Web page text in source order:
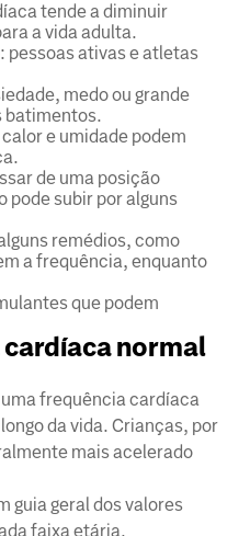
tende a diminuir
a vida adulta.
ativas e atletas
medo ou grande
batimentos.
e umidade podem
de uma posição
pode subir por alguns
remédios, como
a frequência, enquanto
que podem
normal
frequência cardíaca
da vida. Crianças, por
mais acelerado
guia geral dos valores
faixa etária.